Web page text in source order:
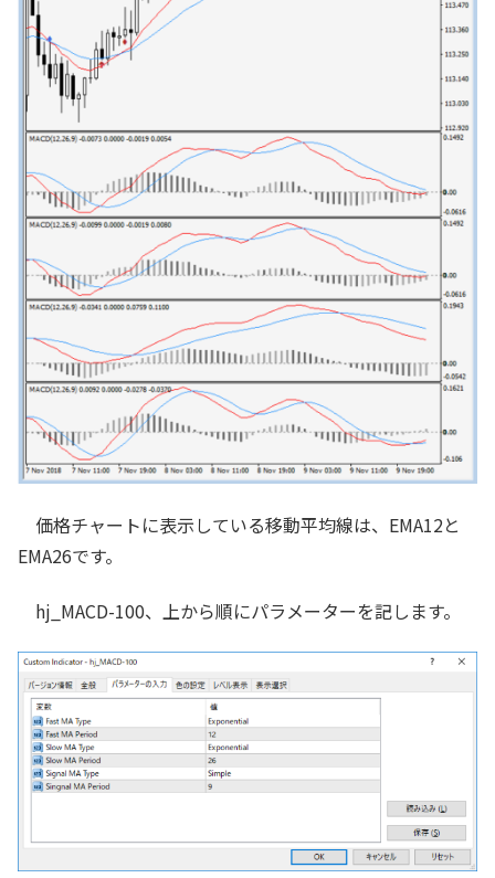
価格チャートに表示している移動平均線は、EMA12と
EMA26です。
hj_MACD-100、上から順にパラメーターを記します。